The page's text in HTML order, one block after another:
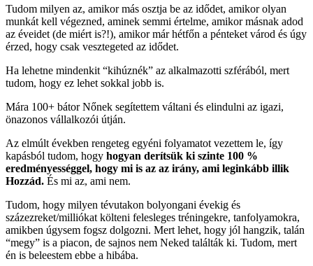
Tudom milyen az, amikor más osztja be az idődet, amikor olyan
munkát kell végezned, aminek semmi értelme, amikor másnak adod
az éveidet (de miért is?!), amikor már hétfőn a pénteket várod és úgy
érzed, hogy csak vesztegeted az idődet.
Ha lehetne mindenkit “kihúznék” az alkalmazotti szférából, mert
tudom, hogy ez lehet sokkal jobb is.
Mára 100+ bátor Nőnek segítettem váltani és elindulni az igazi,
önazonos vállalkozói útján.
Az elmúlt években rengeteg egyéni folyamatot vezettem le, így
kapásból tudom, hogy hogyan derítsük ki szinte 100 %
eredményességgel, hogy mi is az az irány, ami leginkább illik
Hozzád. És mi az, ami nem.
Tudom, hogy milyen tévutakon bolyongani évekig és
százezreket/milliókat költeni felesleges tréningekre, tanfolyamokra,
amikben úgysem fogsz dolgozni. Mert lehet, hogy jól hangzik, talán
“megy” is a piacon, de sajnos nem Neked találták ki. Tudom, mert
én is beleestem ebbe a hibába.